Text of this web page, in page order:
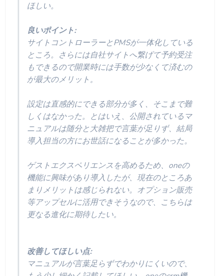
ほしい。
良いポイント:
サイトコントローラーとPMSが一体化している
ところ。さらには自社サイトへ繋げて予約受注
もできるので開業時には手数が少なくて済むの
が最大のメリット。
設定は直感的にできる部分が多く、そこまで難
しくはなかった。とはいえ、公開されているマ
ニュアルは随分と大雑把で言葉が足りず、結局
導入担当の方にお世話になることが多かった。
ゲストエクスペリエンスを高めるため、oneの
機能に興味があり導入したが、現在のところあ
まりメリットは感じられない。オプション販売
等アップセルに活用できそうなので、こちらは
更なる進化に期待したい。
改善してほしい点:
マニュアルが言葉足らずでわかりにくいので、